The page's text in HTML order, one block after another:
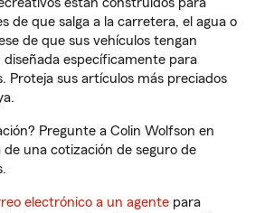
de que salga a la carretera, el agua o
de que sus vehículos tengan
específicamente para
Proteja sus artículos más preciados
Pregunte a Colin Wolfson en
de una cotización de seguro de
electrónico a un agente para